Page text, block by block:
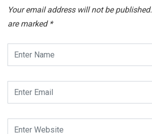
Your email address will not be published.
are marked *